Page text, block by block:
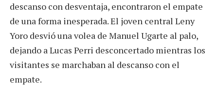
descanso con desventaja, encontraron el empate
de una forma inesperada. El joven central Leny
Yoro desvió una volea de Manuel Ugarte al palo,
dejando a Lucas Perri desconcertado mientras los
visitantes se marchaban al descanso con el
empate.